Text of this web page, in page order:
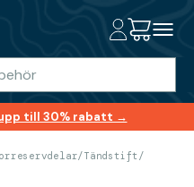
till 30% rabatt →
/Tändstift /